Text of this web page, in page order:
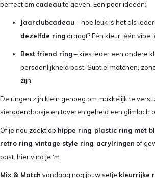
perfect om cadeaute geven. Een paar ideeën:
Jaarclubcadeau – hoe leuk is het als
dezelfde ringdraagt? Eén kleur, één vibe,
Best friend ring– kies ieder een andere
persoonlijkheid past. Subtiel matchen,
zijn.
De ringen zijn klein genoeg om makkelijk te
sieradendoosje en toveren geheid een glimlach
Of je nou zoekt op hippe ring plastic ring met
retro ring vintage style ring acrylringen of
past: hier vind je ‘m.
Mix & Match vandaag nog jouw setje kleurrijke